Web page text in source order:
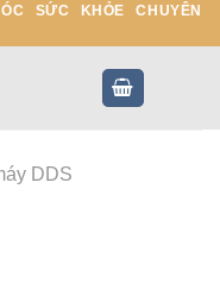
SỨC KHỎE CHUYÊN
DDS